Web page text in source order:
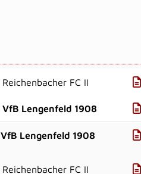
Reichenbacher FC II
VfB Lengenfeld 1908
VfB Lengenfeld 1908
Reichenbacher FC II